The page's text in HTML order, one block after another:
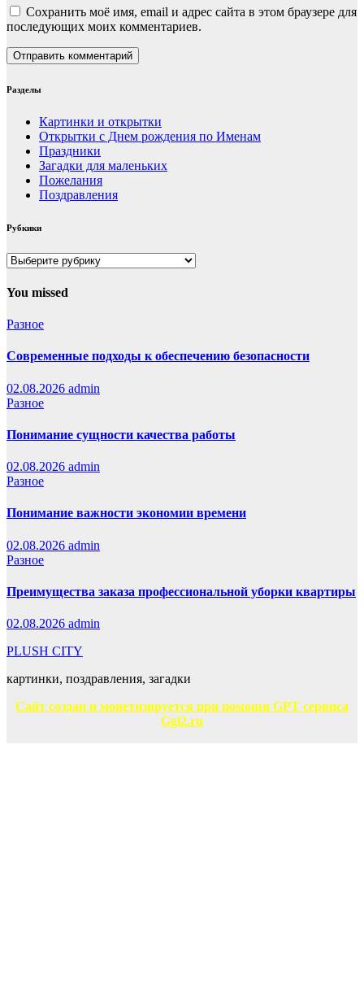
Сохранить моё имя, email и адрес сайта в этом браузере для
последующих моих комментариев.
Разделы
Картинки и открытки
Открытки с Днем рождения по Именам
Праздники
Загадки для маленьких
Пожелания
Поздравления
Рубкики
Рубкики
You missed
Разное
Современные подходы к обеспечению безопасности
02.08.2026 admin
Разное
Понимание сущности качества работы
02.08.2026 admin
Разное
Понимание важности экономии времени
02.08.2026 admin
Разное
Преимущества заказа профессиональной уборки квартиры
02.08.2026 admin
PLUSH CITY
картинки, поздравления, загадки
Сайт создан и монетизируется при помощи GPT сервиса
Ggl2.ru